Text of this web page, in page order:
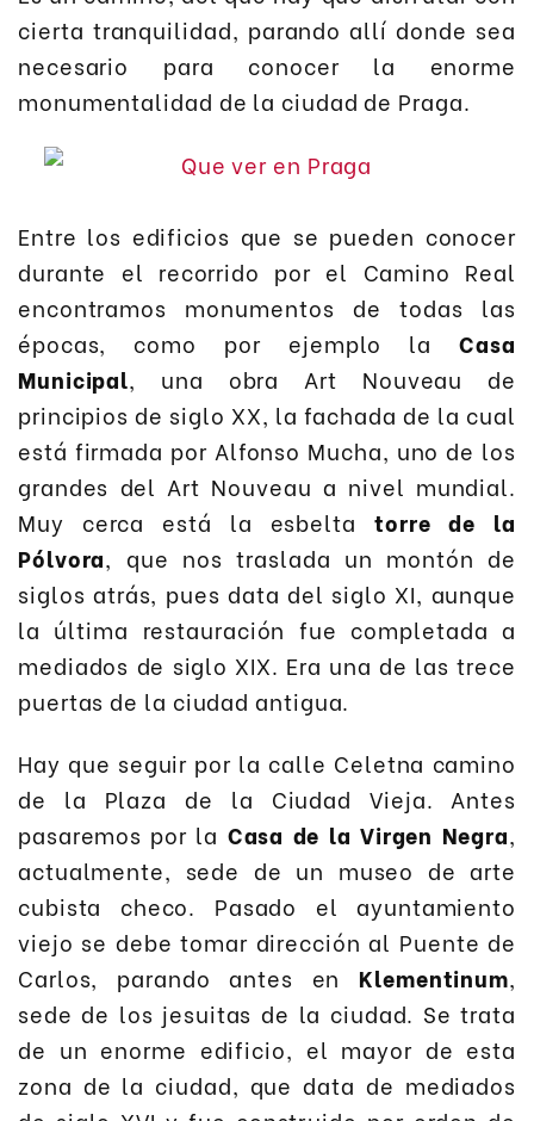
cierta tranquilidad, parando allí donde sea
necesario para conocer la enorme
monumentalidad de la ciudad de Praga.
Entre los edificios que se pueden conocer
durante el recorrido por el Camino Real
encontramos monumentos de todas las
épocas, como por ejemplo laCasa
Municipal, una obra Art Nouveau de
principios de siglo XX, la fachada de la cual
está firmada por Alfonso Mucha, uno de los
grandes del Art Nouveau a nivel mundial.
Muy cerca está la esbelta torre de la
Pólvora, que nos traslada un montón de
siglos atrás, pues data del siglo XI, aunque
la última restauración fue completada a
mediados de siglo XIX. Era una de las trece
puertas de la ciudad antigua.
Hay que seguir por la calle Celetna camino
de la Plaza de la Ciudad Vieja. Antes
pasaremos por la Casa de la Virgen Negra,
actualmente, sede de un museo de arte
cubista checo. Pasado el ayuntamiento
viejo se debe tomar dirección al Puente de
Carlos, parando antes en Klementinum,
sede de los jesuitas de la ciudad. Se trata
de un enorme edificio, el mayor de esta
zona de la ciudad, que data de mediados